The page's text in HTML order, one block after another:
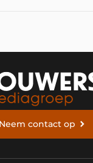
contact op